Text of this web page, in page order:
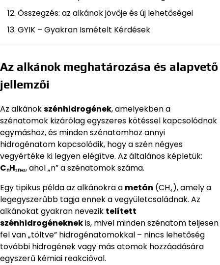
Összegzés: az alkánok jövője és új lehetőségei
GYIK – Gyakran Ismételt Kérdések
Az alkánok meghatározása és alapvető
jellemzői
Az alkánokszénhidrogének, amelyekben a
szénatomok kizárólag egyszeres kötéssel kapcsolódnak
egymáshoz, és minden szénatomhoz annyi
hidrogénatom kapcsolódik, hogy a szén négyes
vegyértéke ki legyen elégítve. Az általános képletük:
CₙH₂ₙ₊₂, ahol „n” a szénatomok száma.
Egy tipikus példa az alkánokra a metán (CH₄), amely a
legegyszerűbb tagja ennek a vegyületcsaládnak. Az
alkánokat gyakran nevezik telített
szénhidrogéneknekis, mivel minden szénatom teljesen
fel van „töltve” hidrogénatomokkal – nincs lehetőség
további hidrogének vagy más atomok hozzáadására
egyszerű kémiai reakcióval.